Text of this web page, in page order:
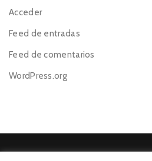
Acceder
Feed de entradas
Feed de comentarios
WordPress.org